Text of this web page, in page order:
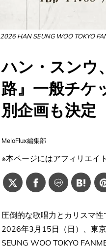
2026 HAN SEUNG WOO TOKYO
ハン・スンウ
路』一般チケ
別企画も決定
MeloFlux編集部
※本ページにはアフィリエイ
圧倒的な歌唱力とカリスマ性
2026年3月15日（日）、東
SEUNG WOO TOKYO